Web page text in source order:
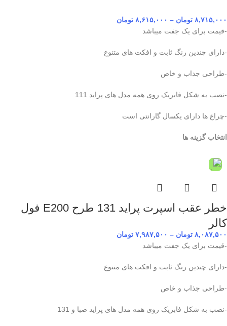
۸,۷۱۵,۰۰۰ تومان – ۸,۶۱۵,۰۰۰ تومان
-قیمت برای یک جفت میباشد
-دارای چندین رنگ ثابت و افکت های متنوع
-طراحی جذاب و خاص
-نصب به شکل فابریک روی همه مدل های پراید 111
-چراغ ها دارای یکسال گارانتی است
انتخاب گزینه ها
خطر عقب اسپرت پراید 131 طرح E200 فول
کالر
۸,۰۸۷,۵۰۰ تومان – ۷,۹۸۷,۵۰۰ تومان
-قیمت برای یک جفت میباشد
-دارای چندین رنگ ثابت و افکت های متنوع
-طراحی جذاب و خاص
-نصب به شکل فابریک روی همه مدل های پراید صبا و 131